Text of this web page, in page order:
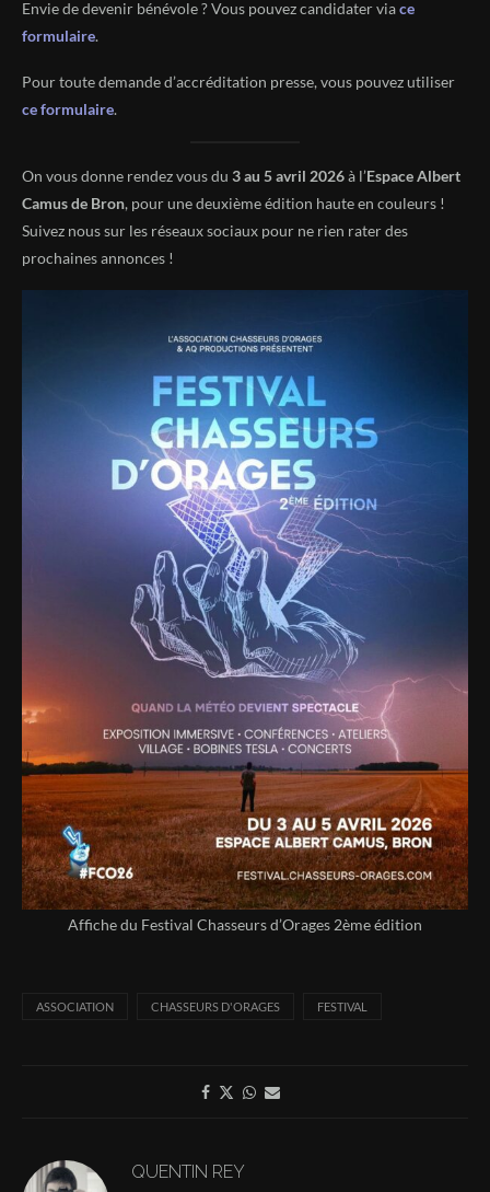
Envie de devenir bénévole ? Vous pouvez candidater viace
formulaire.
Pour toute demande d’accréditation presse, vous pouvez utiliser
ce formulaire.
On vous donne rendez vous du 3 au 5 avril 2026à l’Espace Albert
Camus de Bron, pour une deuxième édition haute en couleurs !
Suivez nous sur les réseaux sociaux pour ne rien rater des
prochaines annonces !
Affiche du Festival Chasseurs d’Orages 2ème édition
ASSOCIATION CHASSEURS D'ORAGES FESTIVAL
QUENTIN REY